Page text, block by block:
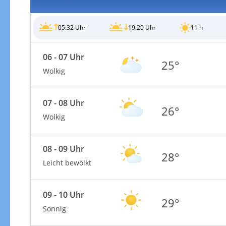
05:32 Uhr 19:20 Uhr 11 h
06 - 07 Uhr
Wolkig 25°
07 - 08 Uhr
Wolkig 26°
08 - 09 Uhr
Leicht bewölkt 28°
09 - 10 Uhr
Sonnig 29°
Windgeschwindigkeiten